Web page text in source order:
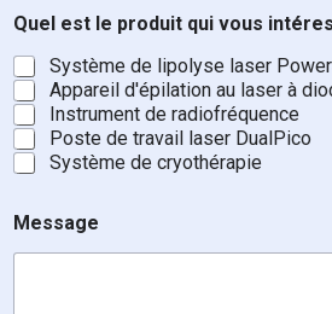
o
n
e
i
n
s
t
i
u
Quel est le produit qui vous
Système de lipolyse laser
Appareil d'épilation au laser à
Instrument de radiofréquence
Poste de travail laser DualPico
Système de cryothérapie
Message